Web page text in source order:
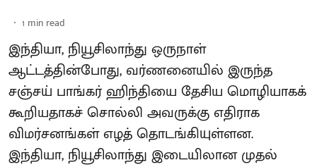
1 min read
இந்தியா, நியூசிலாந்து ஒருநாள்
ஆட்டத்தின்போது, வர்ணனையில் இருந்த
சஞ்சய் பாங்கர் ஹிந்தியை தேசிய மொழியாகக்
கூறியதாகச் சொல்லி அவருக்கு எதிராக
விமர்சனங்கள் எழத் தொடங்கியுள்ளன.
இந்தியா, நியூசிலாந்து இடையிலான முதல்